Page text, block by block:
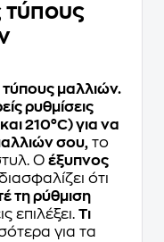
τύπους
μαλλιών.
ρυθμίσεις
210°C) για να
σου, το
Ο έξυπνος
ότι
τη ρύθμιση
επιλέξει. Τι
για τα